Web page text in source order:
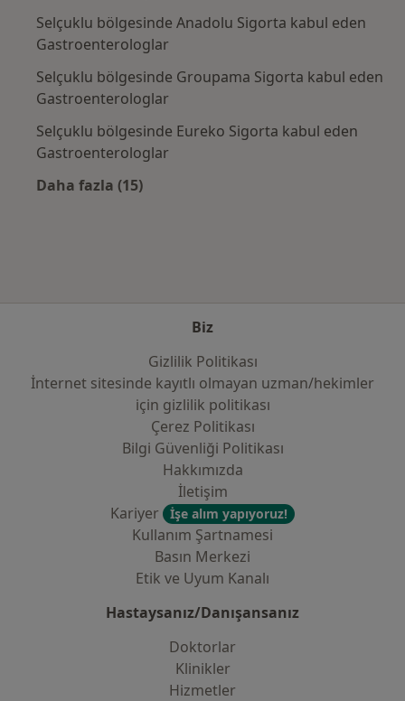
Selçuklu bölgesinde Anadolu Sigorta kabul eden
Gastroenterologlar
Selçuklu bölgesinde Groupama Sigorta kabul eden
Gastroenterologlar
Selçuklu bölgesinde Eureko Sigorta kabul eden
Gastroenterologlar
Daha fazla (15)
Biz
Gizlilik Politikası
İnternet sitesinde kayıtlı olmayan uzman/hekimler
i̇çin gizlilik politikası
Çerez Politikası
Bilgi Güvenliği Politikası
Hakkımızda
İletişim
Kariyer
İşe alım yapıyoruz!
Kullanım Şartnamesi
Basın Merkezi
Etik ve Uyum Kanalı
Hastaysanız/Danışansanız
Doktorlar
Klinikler
Hizmetler